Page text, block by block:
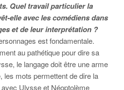
Quel travail particulier la
elle avec les comédiens dans
et de leur interprétation ?
est fondamentale.
au pathétique pour dire sa
le langage doit être une arme
les mots permettent de dire la
Ulysse et Néoptolème